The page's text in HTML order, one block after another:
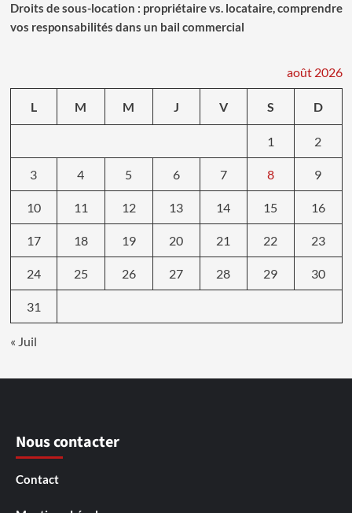
Droits de sous-location : propriétaire vs. locataire, comprendre
vos responsabilités dans un bail commercial
août 2026
L M M J V S D
1 2
3 4 5 6 7 8 9
10 11 12 13 14 15 16
17 18 19 20 21 22 23
24 25 26 27 28 29 30
31
« Juil
Nous contacter
Contact